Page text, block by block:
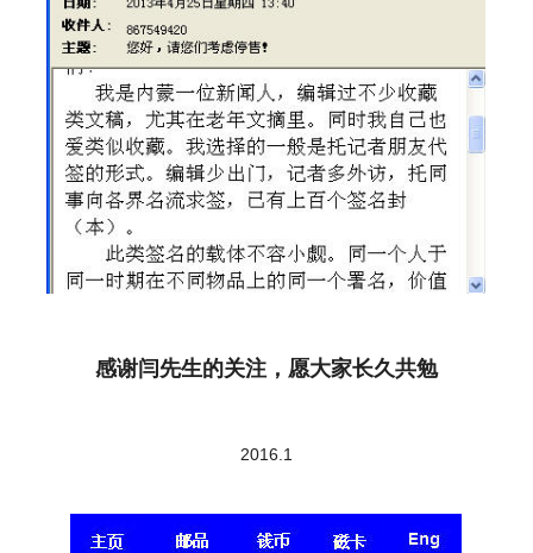
感谢闫先生的关注，愿大家长久共勉
2016.1